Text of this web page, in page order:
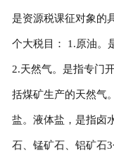
是资源税课征对象的
个大税目： 1.原油。
2.天然气。是指专门
括煤矿生产的天然气
盐。液体盐，是指卤
石、锰矿石、铝矿石